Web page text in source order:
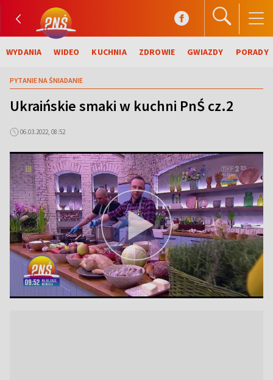
WYDANIA WIDEO KUCHNIA ZDROWIE GWIAZDY PORADY
PYTANIE NA ŚNIADANIE
Ukraińskie smaki w kuchni PnŚ cz.2
06.03.2022, 08:52